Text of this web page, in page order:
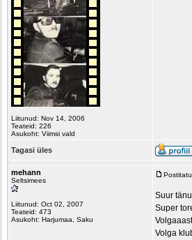
Liitunud: Nov 14, 2006
Teateid: 226
Asukoht: Viimsi vald
Tagasi üles
mehann
Seltsimees
Liitunud: Oct 02, 2007
Teateid: 473
Asukoht: Harjumaa, Saku
Suur
Super
Volga